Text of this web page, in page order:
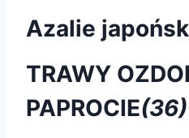
Azalie
TRAWY
PAPROCIE(36)